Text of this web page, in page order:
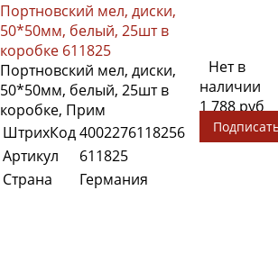
Портновский мел, диски,
50*50мм, белый, 25шт в
коробке 611825
Портновский мел, диски,
50*50мм, белый, 25шт в
коробке, Прим
ШтрихКод4002276118256
Артикул
611825
Страна
Германия
Нет в
наличии
1 788 руб